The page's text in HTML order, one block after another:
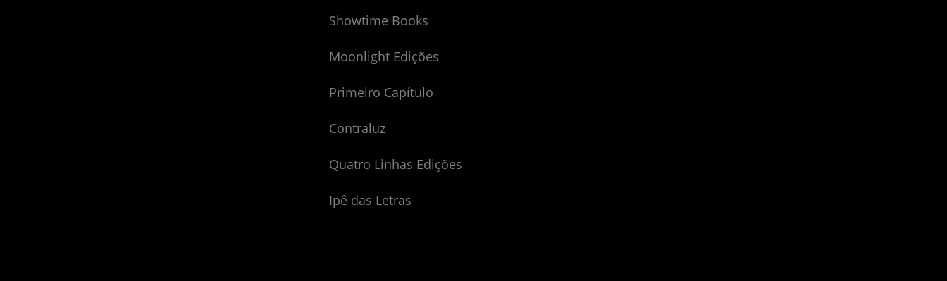
Showtime Books
Moonlight Edições
Primeiro Capítulo
Contraluz
Quatro Linhas Edições
Ipê das Letras